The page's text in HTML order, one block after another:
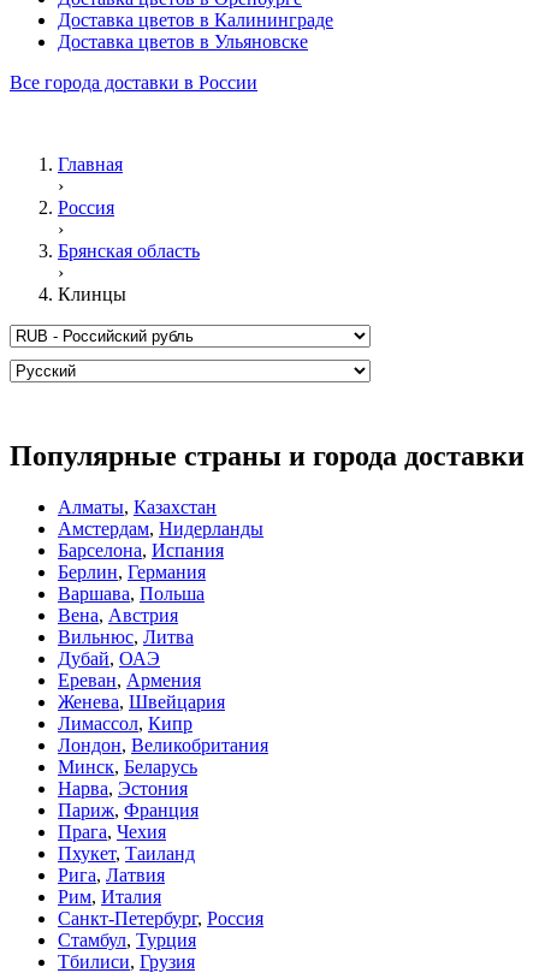
Доставка цветов в Калининграде
Доставка цветов в Ульяновске
Все города доставки в России
Главная
›
Россия
›
Брянская область
›
Клинцы
Популярные страны и города доставки
Алматы, Казахстан
Амстердам, Нидерланды
Барселона, Испания
Берлин, Германия
Варшава, Польша
Вена, Австрия
Вильнюс, Литва
Дубай, ОАЭ
Ереван, Армения
Женева, Швейцария
Лимассол, Кипр
Лондон, Великобритания
Минск, Беларусь
Нарва, Эстония
Париж, Франция
Прага, Чехия
Пхукет, Таиланд
Рига, Латвия
Рим, Италия
Санкт-Петербург, Россия
Стамбул, Турция
Тбилиси, Грузия